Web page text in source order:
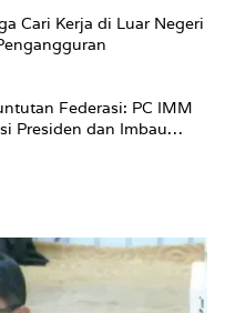
Cari Kerja di Luar Negeri
Federasi: PC IMM
Presiden dan Imbau
Merah Putih Di